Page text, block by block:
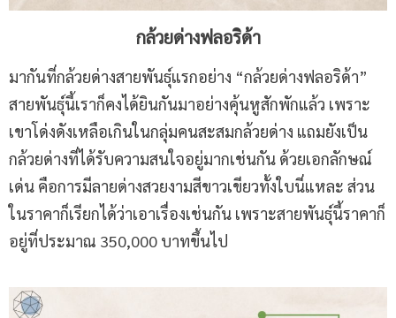
กล้วยด่างฟลอริด้า
มากันที่กล้วยด่างสายพันธุ์แรกอย่าง “กล้วยด่างฟลอริด้า”
สายพันธุ์นี้เราก็คงได้ยินกันมาอย่างคุ้นหูสักพักแล้ว เพราะ
เขาโด่งดังเหลือเกินในกลุ่มคนสะสมกล้วยด่าง แถมยังเป็น
กล้วยด่างที่ได้รับความสนใจอยู่มากเช่นกัน ด้วยเอกลักษณ์
เด่น คือการมีลายด่างสวยงามสีขาวเขียวทั้งใบนี่แหละ ส่วน
ในราคาก็เรียกได้ว่าเอาเรื่องเช่นกัน เพราะสายพันธุ์นี้ราคาก็
อยู่ที่ประมาณ 350,000 บาทขึ้นไป